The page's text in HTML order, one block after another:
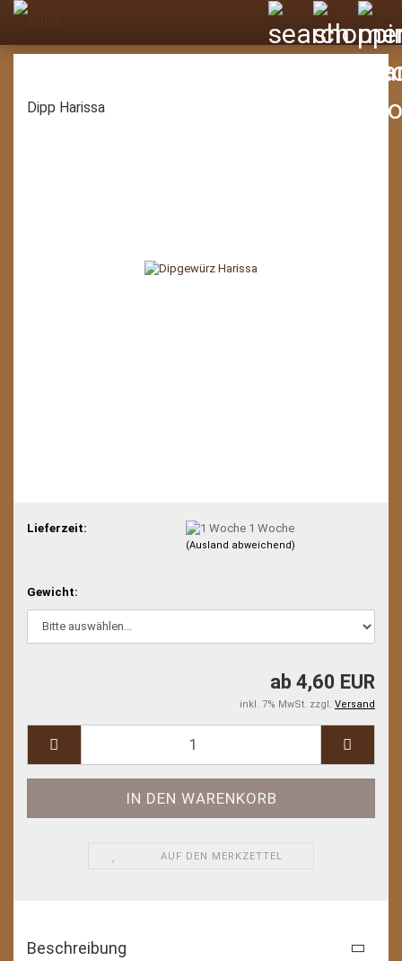
Dipp Harissa
Lieferzeit: 1 Woche
(Ausland abweichend)
Gewicht:
ab 4,60 EUR
inkl. 7% MwSt. zzgl. Versand
AUF DEN MERKZETTEL
Beschreibung